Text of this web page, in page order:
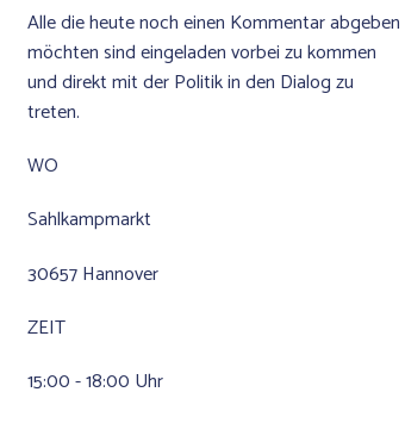
Alle die heute noch einen Kommentar abgeben
möchten sind eingeladen vorbei zu kommen
und direkt mit der Politik in den Dialog zu
treten.
WO
Sahlkampmarkt
30657 Hannover
ZEIT
15:00 - 18:00 Uhr